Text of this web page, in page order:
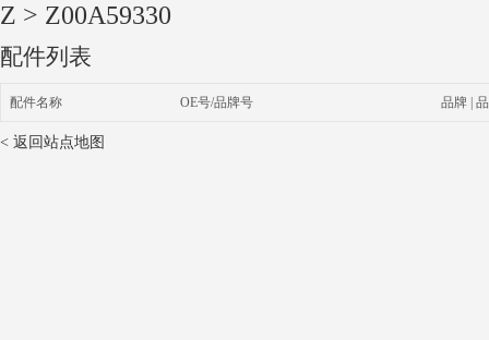
Z > Z00A59330
配件列表
配件名称 OE号/品牌号 品牌 |
< 返回站点地图